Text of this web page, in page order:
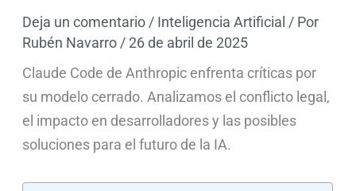
Deja un comentario/ Inteligencia Artificial / Por
Rubén Navarro/ 26 de abril de 2025
Claude Code de Anthropic enfrenta críticas por
su modelo cerrado. Analizamos el conflicto legal,
el impacto en desarrolladores y las posibles
soluciones para el futuro de la IA.